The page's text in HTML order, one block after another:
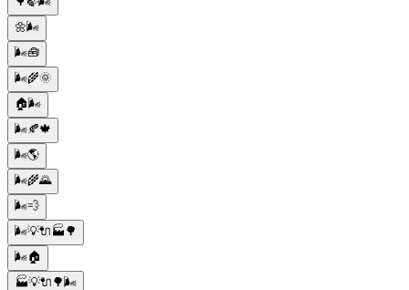
🌼🌬️
🌬️🧰
🌬️🌾🌞
🏠🌬️
🌬️🍂🍁
🌬️🌎
🌬️🌾🌄
🌬️💨
🌬️💡🔌🏭🌳
🌬️🏠
🏭💡🔌🌳🌬️